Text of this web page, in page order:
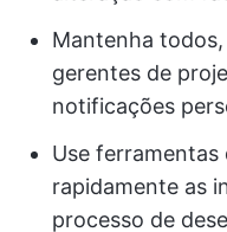
Mantenha
gerentes de
notificações
Use
rapidamente as
processo de